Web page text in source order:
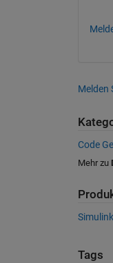
Melden
Code
Mehr zu
Simulink
Tags